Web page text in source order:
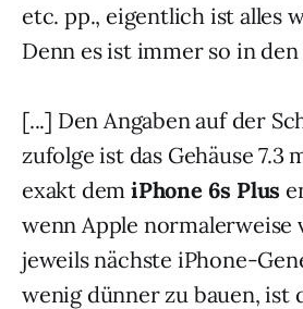
etc. pp., eigentlich ist alles
Denn es ist immer so in
[...] Den Angaben auf der
zufolge ist das Gehäuse 7.3
exakt dem iPhone 6s Plus
wenn Apple normalerweise
jeweils nächste iPhone-
wenig dünner zu bauen, ist